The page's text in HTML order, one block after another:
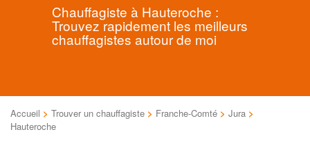
Chauffagiste à Hauteroche :
Trouvez rapidement les meilleurs
chauffagistes autour de moi
Accueil > Trouver un chauffagiste > Franche-Comté > Jura >
Hauteroche